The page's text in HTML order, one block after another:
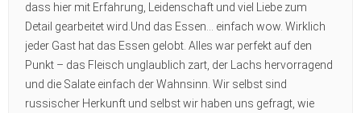
dass hier mit Erfahrung, Leidenschaft und viel Liebe zum
Detail gearbeitet wird.Und das Essen… einfach wow. Wirklich
jeder Gast hat das Essen gelobt. Alles war perfekt auf den
Punkt – das Fleisch unglaublich zart, der Lachs hervorragend
und die Salate einfach der Wahnsinn. Wir selbst sind
russischer Herkunft und selbst wir haben uns gefragt, wie